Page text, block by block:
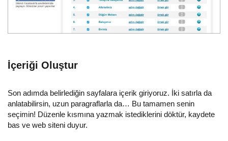
İçeriği Oluştur
Son adımda belirlediğin sayfalara içerik giriyoruz. İki satırla da
anlatabilirsin, uzun paragraflarla da… Bu tamamen senin
seçimin! Düzenle kısmına yazmak istediklerini döktür, kaydete
bas ve web siteni duyur.